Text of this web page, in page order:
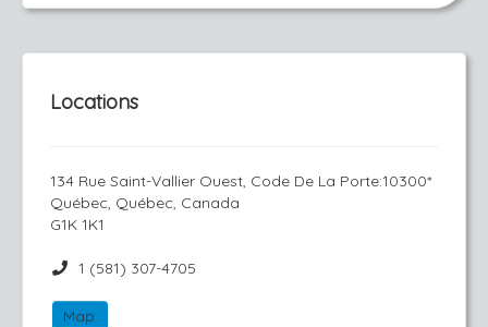
Locations
134 Rue Saint-Vallier Ouest, Code De La Porte:10300*
Québec, Québec, Canada
G1K 1K1
1 (581) 307-4705
Map